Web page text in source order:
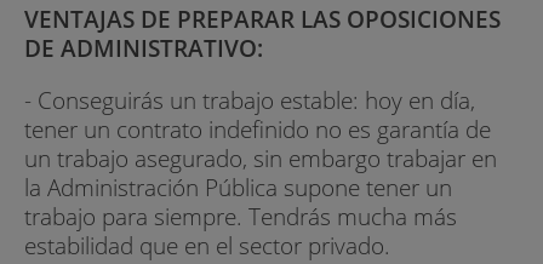
VENTAJAS DE PREPARAR LAS OPOSICIONES
DE ADMINISTRATIVO:
- Conseguirás un trabajo estable: hoy en día,
tener un contrato indefinido no es garantía de
un trabajo asegurado, sin embargo trabajar en
la Administración Pública supone tener un
trabajo para siempre. Tendrás mucha más
estabilidad que en el sector privado.